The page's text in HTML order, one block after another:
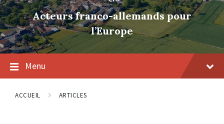
Acteurs franco-allemands pour
l’Europe
Menu
ACCUEIL ARTICLES